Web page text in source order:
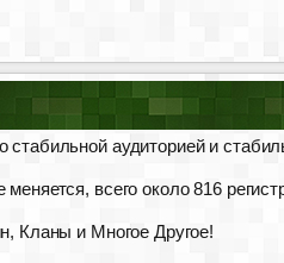
стабильной аудиторией и
меняется, всего около 816
Кланы и Многое Другое!